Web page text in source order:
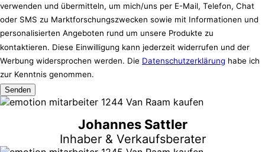
verwenden und übermitteln, um mich/uns per E-Mail, Telefon, Chat
oder SMS zu Marktforschungszwecken sowie mit Informationen und
personalisierten Angeboten rund um unsere Produkte zu
kontaktieren. Diese Einwilligung kann jederzeit widerrufen und der
Werbung widersprochen werden. Die Datenschutzerklärung habe ich
zur Kenntnis genommen.
Senden
Johannes Sattler
Inhaber & Verkaufsberater